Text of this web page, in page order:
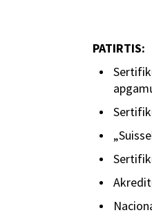
PATIRTIS: